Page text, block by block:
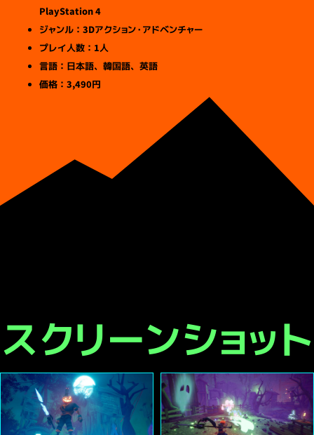
PlayStation 4
ジャンル：3Dアクション・アドベンチャー
プレイ人数：1人
言語：日本語、韓国語、英語
価格：3,490円
スクリーンショット